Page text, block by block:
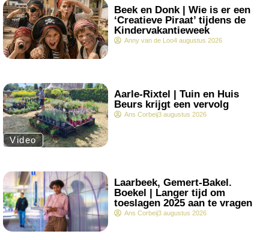
.
Beek en Donk | Wie is er een
‘Creatieve Piraat’ tijdens de
Kindervakantieweek
Anny van de Loo4 augustus 2026
.
Video
Aarle-Rixtel | Tuin en Huis
Beurs krijgt een vervolg
Ans Corbeij3 augustus 2026
.
Laarbeek, Gemert-Bakel.
Boekel | Langer tijd om
toeslagen 2025 aan te vragen
Ans Corbeij3 augustus 2026